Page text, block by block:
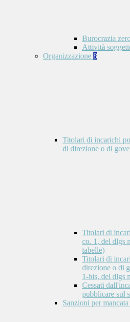
Burocrazia
Attività
Organizzazione 8
Titolari di incarichi
di direzione o di
Titolari di
co. 1, del dlgs
tabelle)
Titolari di
direzione o di
1-bis, del dlgs
Cessati
pubblicare sul
Sanzioni per